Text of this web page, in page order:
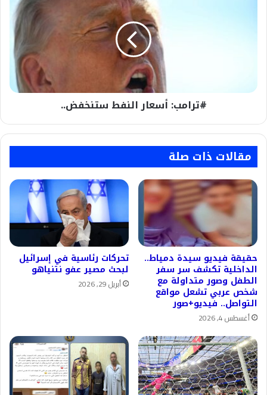
#ترامب: أسعار النفط ستنخفض..
مقالات ذات صلة
حقيقة فيديو سيدة دمياط..
الداخلية تكشف سر سفر
الطفل وصور متداولة مع
شخص عربي تشعل مواقع
التواصل.. فيديو+صور
أغسطس 4, 2026
تحركات رئاسية في إسرائيل
لبحث مصير عفو نتنياهو
أبريل 29, 2026